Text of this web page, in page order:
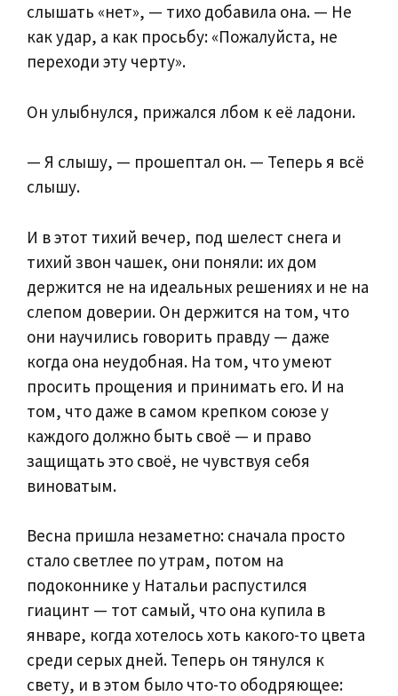
слышать «нет», — тихо добавила она. — Не
как удар, а как просьбу: «Пожалуйста, не
переходи эту черту».
Он улыбнулся, прижался лбом к её ладони.
— Я слышу, — прошептал он. — Теперь я всё
слышу.
И в этот тихий вечер, под шелест снега и
тихий звон чашек, они поняли: их дом
держится не на идеальных решениях и не на
слепом доверии. Он держится на том, что
они научились говорить правду — даже
когда она неудобная. На том, что умеют
просить прощения и принимать его. И на
том, что даже в самом крепком союзе у
каждого должно быть своё — и право
защищать это своё, не чувствуя себя
виноватым.
Весна пришла незаметно: сначала просто
стало светлее по утрам, потом на
подоконнике у Натальи распустился
гиацинт — тот самый, что она купила в
январе, когда хотелось хоть какого-то цвета
среди серых дней. Теперь он тянулся к
свету, и в этом было что-то ободряющее: